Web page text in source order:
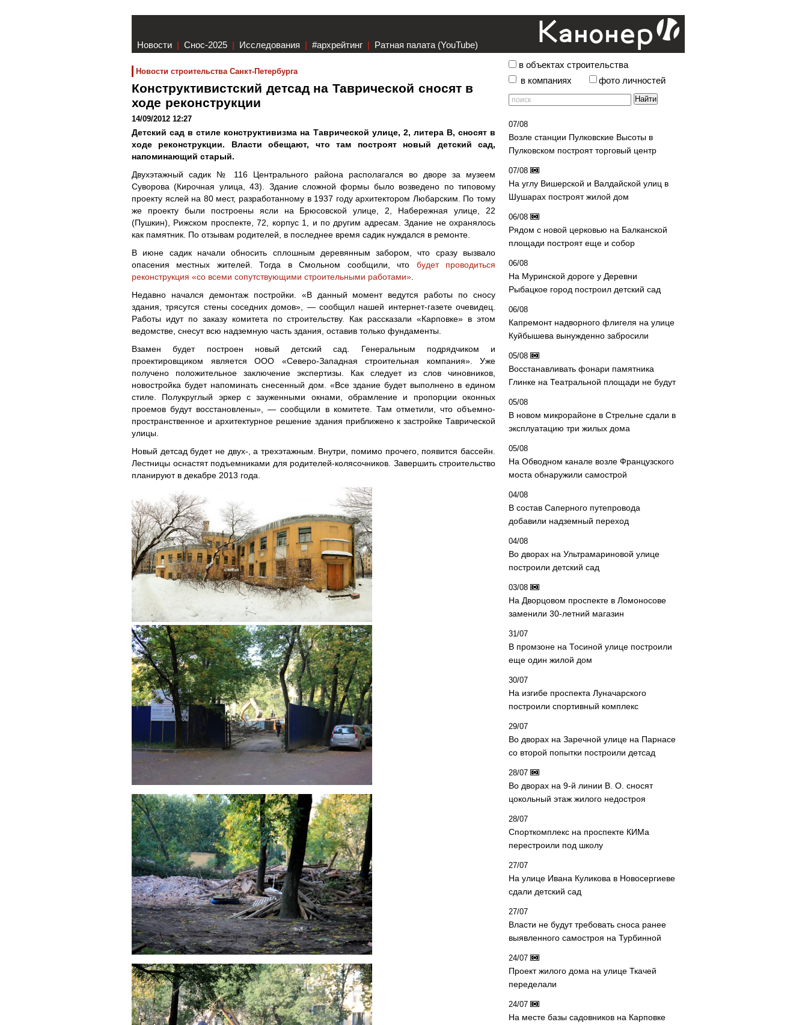
Новости | Снос-2025 | Исследования | #архрейтинг | Ратная палата (YouTube)
Новости строительства Санкт-Петербурга
Конструктивистский детсад на Таврической сносят в
ходе реконструкции
14/09/2012 12:27
Детский сад в стиле конструктивизма на Таврической улице, 2, литера В, сносят в
ходе реконструкции. Власти обещают, что там построят новый детский сад,
напоминающий старый.
Двухэтажный садик № 116 Центрального района располагался во дворе за музеем
Суворова (Кирочная улица, 43). Здание сложной формы было возведено по типовому
проекту яслей на 80 мест, разработанному в 1937 году архитектором Любарским. По тому
же проекту были построены ясли на Брюсовской улице, 2, Набережная улице, 22
(Пушкин), Рижском проспекте, 72, корпус 1, и по другим адресам. Здание не охранялось
как памятник. По отзывам родителей, в последнее время садик нуждался в ремонте.
В июне садик начали обносить сплошным деревянным забором, что сразу вызвало
опасения местных жителей. Тогда в Смольном сообщили, что будет проводиться
реконструкция «со всеми сопутствующими строительными работами»
Недавно начался демонтаж постройки. «В данный момент ведутся работы по сносу
здания, трясутся стены соседних домов», — сообщил нашей интернет-газете очевидец.
Работы идут по заказу комитета по строительству. Как рассказали «Карповке» в этом
ведомстве, снесут всю надземную часть здания, оставив только фундаменты.
Взамен будет построен новый детский сад. Генеральным подрядчиком и
проектировщиком является ООО «Северо-Западная строительная компания». Уже
получено положительное заключение экспертизы. Как следует из слов чиновников,
новостройка будет напоминать снесенный дом. «Все здание будет выполнено в едином
стиле. Полукруглый эркер с зауженными окнами, обрамление и пропорции оконных
проемов будут восстановлены», — сообщили в комитете. Там отметили, что объемно-
пространственное и архитектурное решение здания приближено к застройке Таврической
улицы.
Новый детсад будет не двух-, а трехэтажным. Внутри, помимо прочего, появится бассейн.
Лестницы оснастят подъемниками для родителей-колясочников. Завершить строительство
планируют в декабре 2013 года.
в объектах строительства
в компаниях
фото личностей
07/08
Возле станции Пулковские Высоты в
Пулковском построят торговый центр
07/08
На углу Вишерской и Валдайской улиц в
Шушарах построят жилой дом
06/08
Рядом с новой церковью на Балканской
площади построят еще и собор
06/08
На Муринской дороге у Деревни
Рыбацкое город построил детский сад
06/08
Капремонт надворного флигеля на улице
Куйбышева вынужденно забросили
05/08
Восстанавливать фонари памятника
Глинке на Театральной площади не будут
05/08
В новом микрорайоне в Стрельне сдали в
эксплуатацию три жилых дома
05/08
На Обводном канале возле Французского
моста обнаружили самострой
04/08
В состав Саперного путепровода
добавили надземный переход
04/08
Во дворах на Ультрамариновой улице
построили детский сад
03/08
На Дворцовом проспекте в Ломоносове
заменили 30-летний магазин
31/07
В промзоне на Тосиной улице построили
еще один жилой дом
30/07
На изгибе проспекта Луначарского
построили спортивный комплекс
29/07
Во дворах на Заречной улице на Парнасе
со второй попытки построили детсад
28/07
Во дворах на 9-й линии В. О. сносят
цокольный этаж жилого недостроя
28/07
Спорткомплекс на проспекте КИМа
перестроили под школу
27/07
На улице Ивана Куликова в Новосергиеве
сдали детский сад
27/07
Власти не будут требовать сноса ранее
выявленного самостроя на Турбинной
24/07
Проект жилого дома на улице Ткачей
переделали
24/07
На месте базы садовников на Карповке